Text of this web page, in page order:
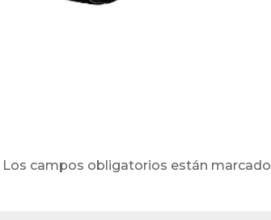
Los campos obligatorios están